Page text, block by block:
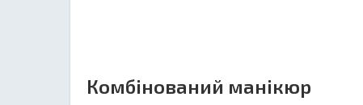
Комбінований манікюр